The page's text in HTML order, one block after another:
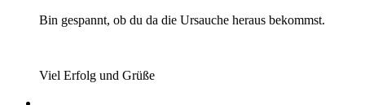
Bin gespannt, ob du da die Ursauche heraus bekommst.
Viel Erfolg und Grüße